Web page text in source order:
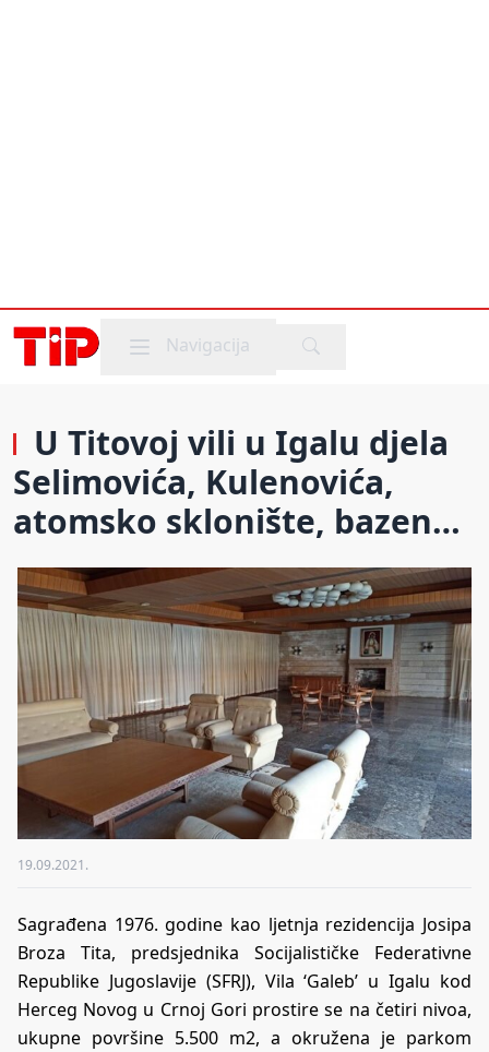
Mobile menu
Navigacija
U Titovoj vili u Igalu djela
Selimovića, Kulenovića,
atomsko sklonište, bazen…
19.09.2021.
Sagrađena 1976. godine kao ljetnja rezidencija Josipa
Broza Tita, predsjednika Socijalističke Federativne
Republike Jugoslavije (SFRJ), Vila ‘Galeb’ u Igalu kod
Herceg Novog u Crnoj Gori prostire se na četiri nivoa,
ukupne površine 5.500 m2, a okružena je parkom